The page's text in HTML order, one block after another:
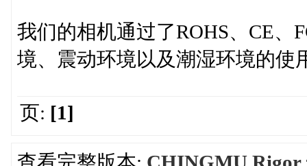
我们的相机通过了ROHS、CE、
境、震动环境以及潮湿环境的使
页: [1]